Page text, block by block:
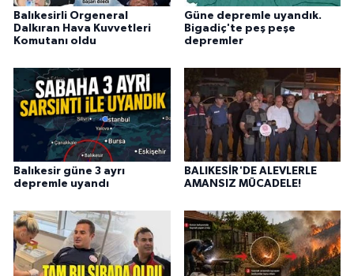
Balıkesirli Orgeneral
Dalkıran Hava Kuvvetleri
Komutanı oldu
Güne depremle uyandık.
Bigadiç'te peş peşe
depremler
Balıkesir güne 3 ayrı
depremle uyandı
BALIKESİR'DE ALEVLERLE
AMANSIZ MÜCADELE!